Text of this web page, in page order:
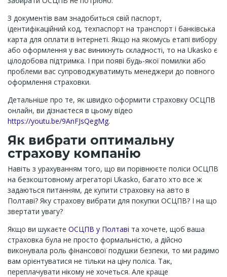
З документів вам знадобиться свій паспорт,
ідентифікаційний код, техпаспорт на транспорт і банківська
карта для оплати в інтернеті. Якщо на якомусь етапі вибору
або оформлення у вас виникнуть складності, то на Ukasko є
цілодобова підтримка. І при появі будь-якої помилки або
проблеми вас супроводжуватимуть менеджери до повного
оформлення страховки.
Детальніше про те, як швидко оформити страховку ОСЦПВ
онлайн, ви дізнаєтеся в цьому відео
https://youtu.be/9AnFJsQegMg.
Як вибрати оптимальну
страхову компанію
Навіть з урахуванням того, що ви порівнюєте поліси ОСЦПВ
на безкоштовному агрегаторі Ukasko, багато хто все ж
задаються питанням, де купити страховку на авто в
Полтаві? Яку страхову вибрати для покупки ОСЦПВ? І на що
звертати увагу?
Якщо ви шукаєте ОСЦПВ у Полтаві та хочете, щоб ваша
страховка була не просто формальністю, а дійсно
виконувала роль фінансової подушки безпеки, то ми радимо
вам орієнтуватися не тільки на ціну поліса. Так,
переплачувати нікому не хочеться. Але краще